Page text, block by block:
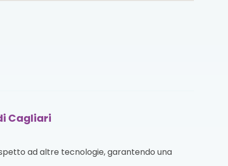
Cagliari
ad altre tecnologie, garantendo una